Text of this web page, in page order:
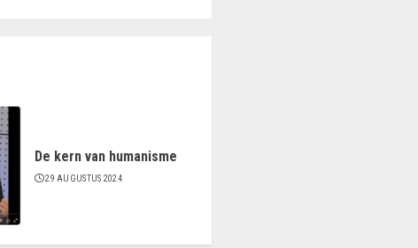
De kern van humanisme
29 AUGUSTUS 2024